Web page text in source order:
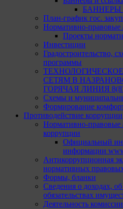
План-график гос.
Нормативно-правовые
Проекты
Инвестиции
Градостроительство,
программы
СЕТЯМ В
ГОРЯЧАЯ ЛИНИЯ
Схемы и
Формирование
Противодействие коррупции
Нормативно-правовые
коррупции
Официальный
информации
Антикоррупционная
нормативных
Формы, бланки
Сведения о доходах,
обязательствах
Деятельность